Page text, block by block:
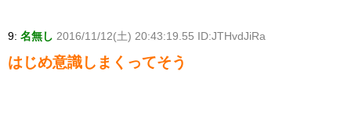
9: 名無し 2016/11/12(土) 20:43:19.55 ID:JTHvdJiRa
はじめ意識しまくってそう